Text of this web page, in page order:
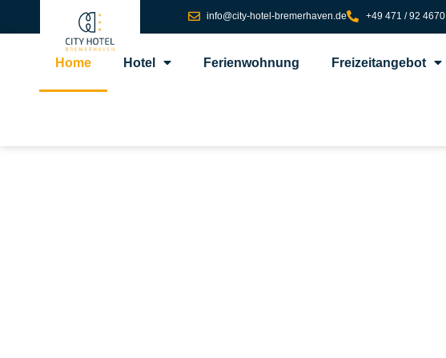
info@city-hotel-bremerhaven.de +49 471 / 92 4670
Home Hotel Ferienwohnung Freizeitangebot